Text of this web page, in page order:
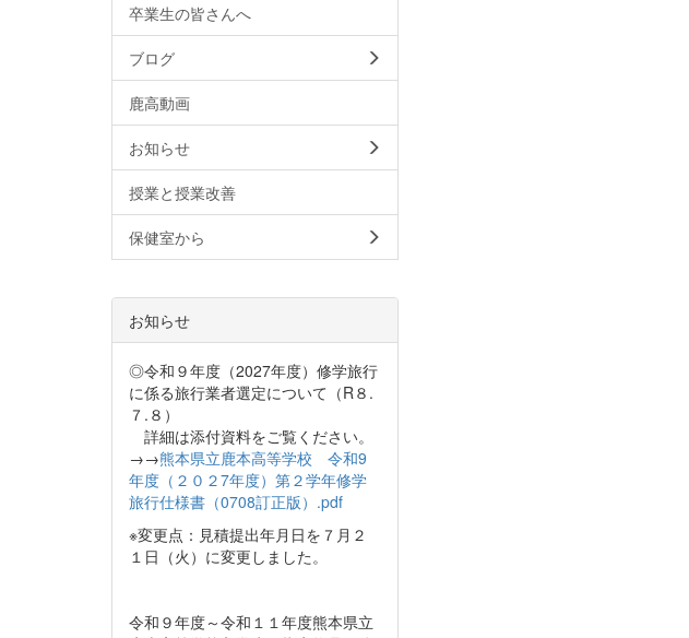
卒業生の皆さんへ
ブログ
鹿高動画
お知らせ
授業と授業改善
保健室から
お知らせ
◎令和９年度（2027年度）修学旅行
に係る旅行業者選定について（R８.
７.８）
詳細は添付資料をご覧ください。
→→熊本県立鹿本高等学校 令和9
年度（２０２7年度）第２学年修学
旅行仕様書（0708訂正版）.pdf
※変更点：見積提出年月日を７月２
１日（火）に変更しました。
令和９年度～令和１１年度熊本県立